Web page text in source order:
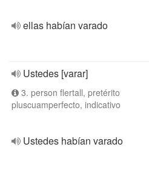
ellas habían varado
Ustedes [varar]
3. person flertall, pretérito
pluscuamperfecto, indicativo
Ustedes habían varado